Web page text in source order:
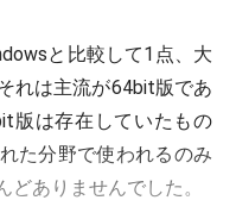
と比較して1点、大
れは主流が64bit版であ
版は存在していたもの
た分野で使われるのみ
ありませんでした。